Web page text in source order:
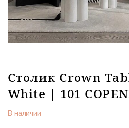
Столик Crown
White | 101
В наличии